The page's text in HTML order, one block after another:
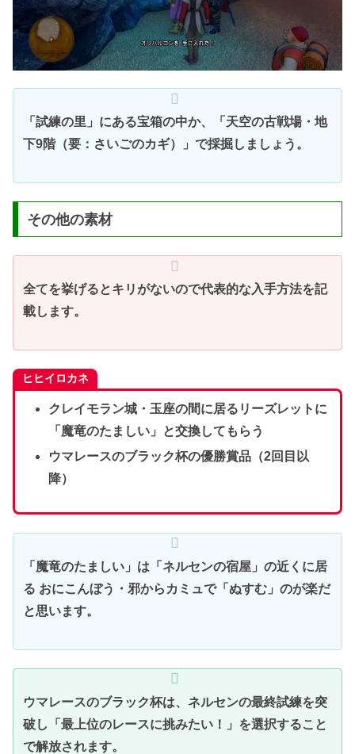
「試練の里」にある宝箱の中か、「天空の古戦場・地
下9階（要：さいごのカギ）」で採掘しましょう。
その他の素材
全てを挙げるとキリがないので代表的な入手方法を記
載します。
ヒヒイロカネ
クレイモラン城・玉座の間に居るリーズレットに
「魔竜のたましい」と交換してもらう
ウマレースのブラック杯の優勝賞品（2回目以
降）
「魔竜のたましい」は「ネルセンの宿屋」の近くに居
る おにこんぼう・邪からカミュで「ぬすむ」のが楽だ
と思います。
ウマレースのブラック杯は、ネルセンの最終試練を突
破し「最上位のレースに挑みたい！」を選択すること
で解放されます。